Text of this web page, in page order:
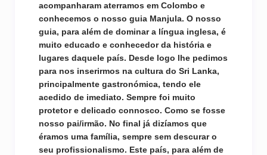
acompanharam aterramos em Colombo e
conhecemos o nosso guia Manjula. O nosso
guia, para além de dominar a língua inglesa, é
muito educado e conhecedor da história e
lugares daquele país. Desde logo lhe pedimos
para nos inserirmos na cultura do Sri Lanka,
principalmente gastronómica, tendo ele
acedido de imediato. Sempre foi muito
protetor e delicado connosco. Como se fosse
nosso pai/irmão. No final já dizíamos que
éramos uma família, sempre sem descurar o
seu profissionalismo. Este país, para além de